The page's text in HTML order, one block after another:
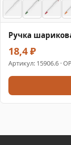
Ручка
18,4 ₽
Артикул: 15906.6 ·